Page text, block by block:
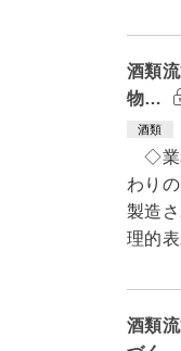
酒類
物…
酒類
◇業
わり
製造
理的
酒類